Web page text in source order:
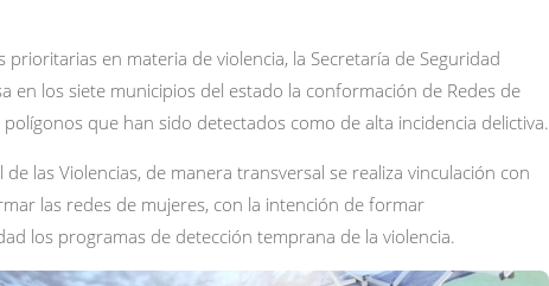
prioritarias en materia de violencia, la Secretaría de Seguridad
en los siete municipios del estado la conformación de Redes de
que han sido detectados como de alta incidencia delictiva.
las Violencias, de manera transversal se realiza vinculación con
las redes de mujeres, con la intención de formar
los programas de detección temprana de la violencia.